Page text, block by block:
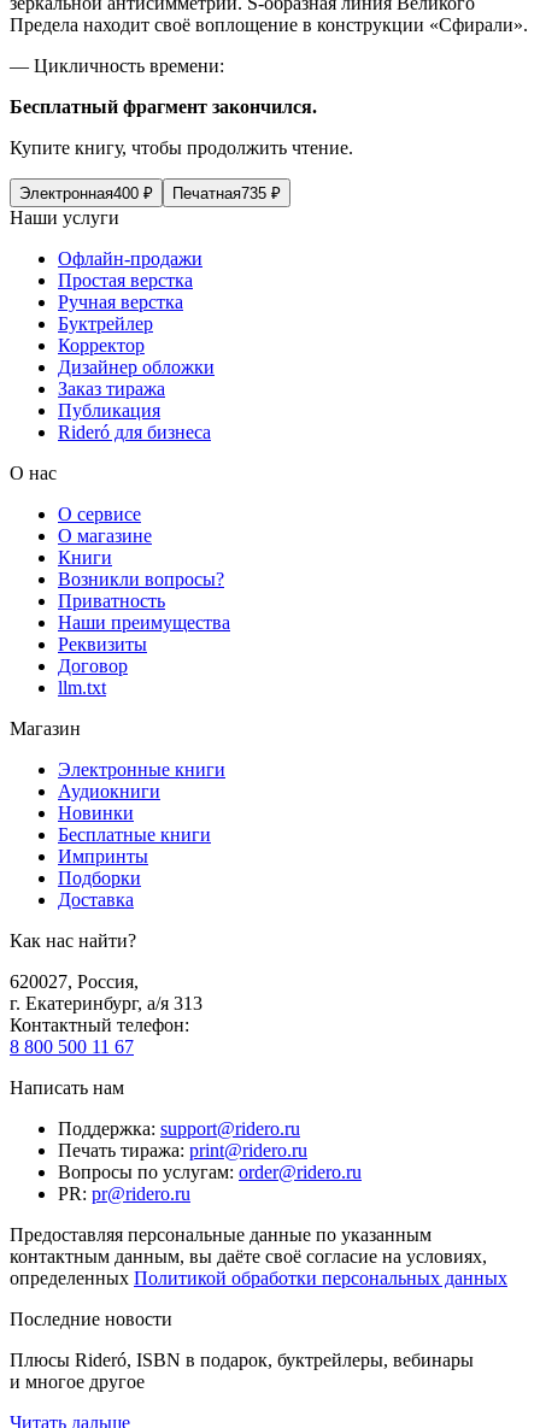
Предела находит своё воплощение в конструкции «Сфирали».
— Цикличность времени:
Бесплатный фрагмент закончился.
Купите книгу, чтобы продолжить чтение.
Электронная400 ₽ Печатная735 ₽
Наши услуги
Офлайн-продажи
Простая верстка
Ручная верстка
Буктрейлер
Корректор
Дизайнер обложки
Заказ тиража
Публикация
Rideró для бизнеса
О нас
О сервисе
О магазине
Книги
Возникли вопросы?
Приватность
Наши преимущества
Реквизиты
Договор
llm.txt
Магазин
Электронные книги
Аудиокниги
Новинки
Бесплатные книги
Импринты
Подборки
Доставка
Как нас найти?
620027, Россия,
г. Екатеринбург, а/я 313
Контактный телефон:
8 800 500 11 67
Написать нам
Поддержка: support@ridero.ru
Печать тиража: print@ridero.ru
Вопросы по услугам: order@ridero.ru
PR: pr@ridero.ru
Предоставляя персональные данные по указанным
контактным данным, вы даёте своё согласие на условиях,
определенных Политикой обработки персональных данных
Последние новости
Плюсы Rideró, ISBN в подарок, буктрейлеры, вебинары
и многое другое
Читать дальше